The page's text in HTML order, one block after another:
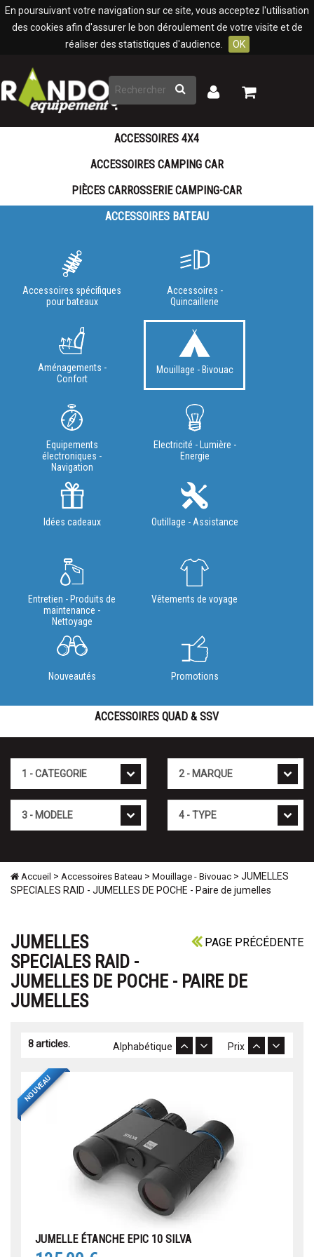
En poursuivant votre navigation sur ce site, vous acceptez l'utilisation
des cookies afin d'assurer le bon déroulement de votre visite et de
réaliser des statistiques d'audience.
OK
Rechercher
Mon
Mon
ACCESSOIRES 4X4
ACCESSOIRES CAMPING CAR
PIÈCES CARROSSERIE CAMPING-CAR
ACCESSOIRES BATEAU
Accessoires spécifiques
pour bateaux
Accessoires -
Quincaillerie
Aménagements -
Confort
Mouillage - Bivouac
Equipements
électroniques -
Navigation
Electricité - Lumière -
Energie
Idées cadeaux Outillage - Assistance
Entretien - Produits de
maintenance -
Nettoyage
Vêtements de voyage
Nouveautés Promotions
ACCESSOIRES QUAD & SSV
Accueil > Accessoires Bateau > Mouillage - Bivouac > JUMELLES
SPECIALES RAID - JUMELLES DE POCHE - Paire de jumelles
PAGE PRÉCÉDENTE
JUMELLES
SPECIALES RAID -
JUMELLES DE POCHE - PAIRE DE
JUMELLES
8 articles. Prix
Alphabétique
NOUVEAU
JUMELLE ÉTANCHE EPIC 10 SILVA
Panneau de gestion des cookies